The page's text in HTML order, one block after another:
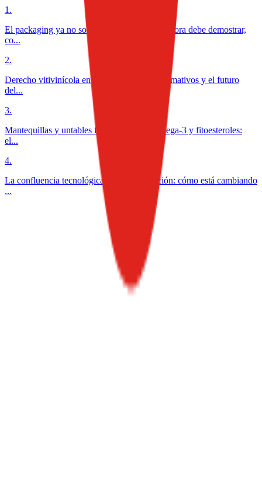
1 .
El packaging ya no solo protege alimentos: ahora debe demostrar,
co...
2.
Derecho vitivinícola en México: desafíos normativos y el futuro
del...
3.
Mantequillas y untables funcionales con omega-3 y fitoesteroles:
el...
4.
La confluencia tecnológica en la alimentación: cómo está cambiando
...